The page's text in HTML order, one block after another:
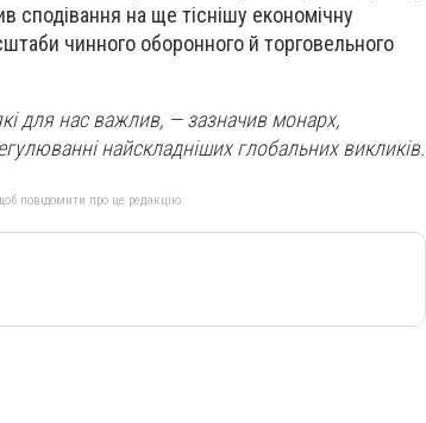
сподівання на ще тіснішу економічну
чинного оборонного й торговельного
для нас важлив, — зазначив монарх,
найскладніших глобальних викликів.
повідомити про це редакцію